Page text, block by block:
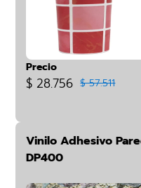
Precio
$ 28.756 $ 57.511
Vinilo Adhesivo
DP400